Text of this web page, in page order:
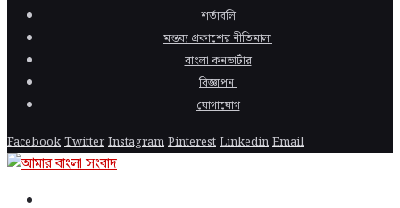
শর্তাবলি
মন্তব্য প্রকাশের নীতিমালা
বাংলা কনভার্টার
বিজ্ঞাপন
যোগাযোগ
FacebookTwitterInstagramPinterestLinkedinEmail